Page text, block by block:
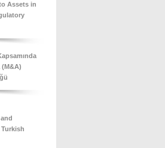
Assets in
(M&A)